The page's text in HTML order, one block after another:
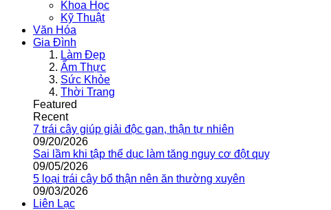
Khoa Học
Kỹ Thuật
Văn Hóa
Gia Đình
Làm Đẹp
Ẩm Thực
Sức Khỏe
Thời Trang
Featured
Recent
7 trái cây giúp giải độc gan, thận tự nhiên
09/20/2026
Sai lầm khi tập thể dục làm tăng nguy cơ đột quỵ
09/05/2026
5 loại trái cây bổ thận nên ăn thường xuyên
09/03/2026
Liên Lạc